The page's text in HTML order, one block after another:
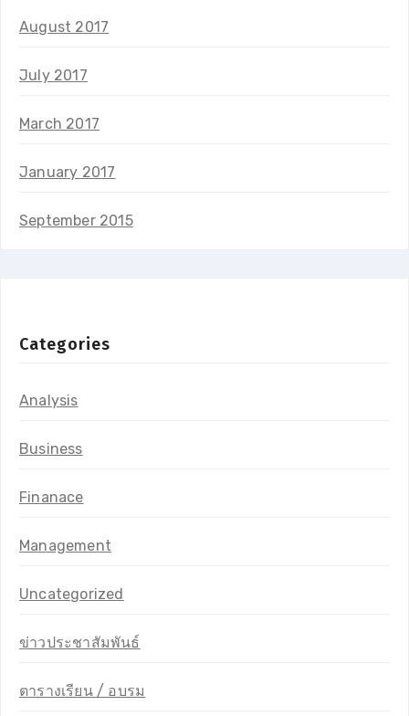
August 2017
July 2017
March 2017
January 2017
September 2015
Categories
Analysis
Business
Finanace
Management
Uncategorized
ข่าวประชาสัมพันธ์
ตารางเรียน / อบรม